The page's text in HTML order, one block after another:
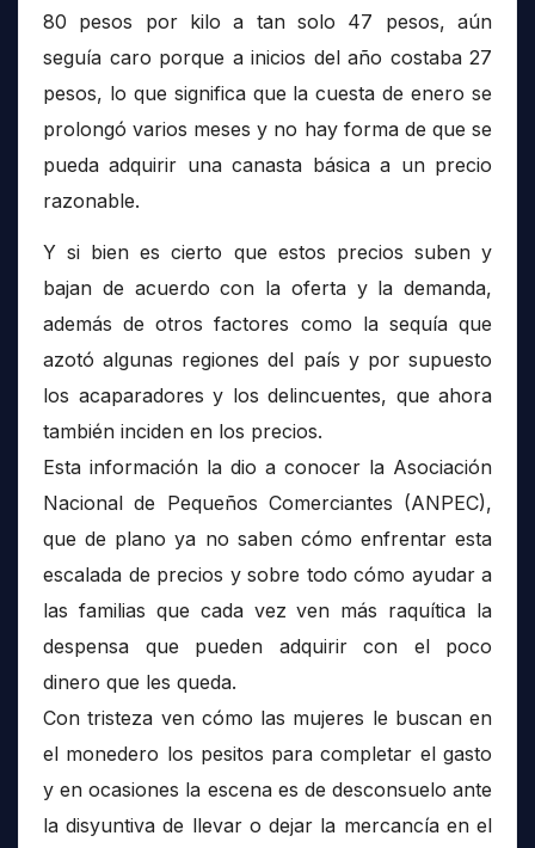
80 pesos por kilo a tan solo 47 pesos, aún
seguía caro porque a inicios del año costaba 27
pesos, lo que significa que la cuesta de enero se
prolongó varios meses y no hay forma de que se
pueda adquirir una canasta básica a un precio
razonable.
Y si bien es cierto que estos precios suben y
bajan de acuerdo con la oferta y la demanda,
además de otros factores como la sequía que
azotó algunas regiones del país y por supuesto
los acaparadores y los delincuentes, que ahora
también inciden en los precios.
Esta información la dio a conocer la Asociación
Nacional de Pequeños Comerciantes (ANPEC),
que de plano ya no saben cómo enfrentar esta
escalada de precios y sobre todo cómo ayudar a
las familias que cada vez ven más raquítica la
despensa que pueden adquirir con el poco
dinero que les queda.
Con tristeza ven cómo las mujeres le buscan en
el monedero los pesitos para completar el gasto
y en ocasiones la escena es de desconsuelo ante
la disyuntiva de llevar o dejar la mercancía en el